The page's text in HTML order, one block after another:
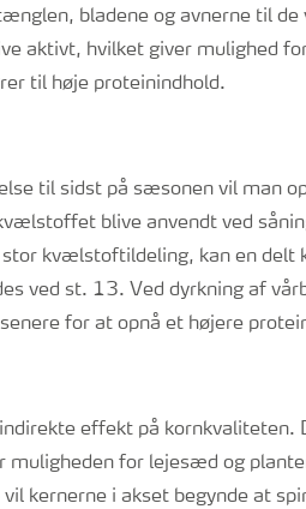
bladene og avnerne til de
aktivt, hvilket giver mulighed
til høje proteinindhold.
til sidst på sæsonen vil man
blive anvendt ved
kvælstoftildeling, kan en
ved st. 13. Ved dyrkning af
for at opnå et højere
effekt på
muligheden for lejesæd og
kernerne i akset begynde at